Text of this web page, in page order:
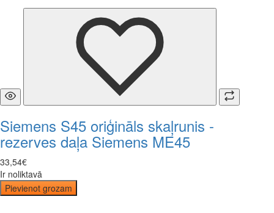
Siemens S45 oriģināls skaļrunis -
rezerves daļa Siemens ME45
33,54€
Ir noliktavā
Pievienot grozam